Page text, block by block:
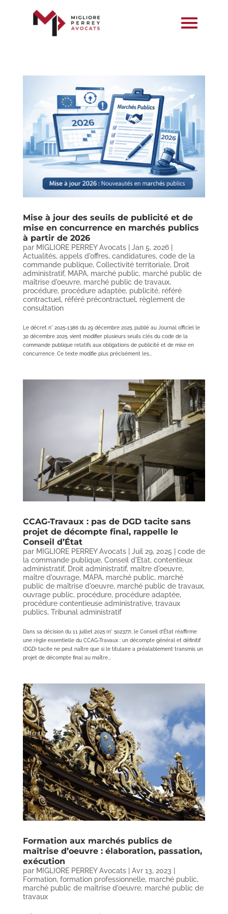
Mise à jour des seuils de publicité et de
mise en concurrence en marchés publics
à partir de 2026
par MIGLIORE PERREY Avocats| Jan 5, 2026|
Actualités, appels d'offres, candidatures, code de la
commande publique, Collectivité territoriale, Droit
administratif, MAPA, marché public, marché public de
maîtrise d'oeuvre, marché public de travaux,
procédure, procédure adaptée, publicité, référé
contractuel, référé précontractuel, règlement de
consultation
Le décret n° 2025-1386 du 29 décembre 2025, publié au Journal officiel le
30 décembre 2025, vient modifier plusieurs seuils clés du code de la
commande publique relatifs aux obligations de publicité et de mise en
concurrence. Ce texte modifie plus précisément les...
CCAG-Travaux : pas de DGD tacite sans
projet de décompte final, rappelle le
Conseil d’État
par MIGLIORE PERREY Avocats| Juil 29, 2025
code de
la commande publique, Conseil d'Etat, contentieux
administratif, Droit administratif, maître d'oeuvre,
maître d'ouvrage, MAPA, marché public, marché
public de maîtrise d'oeuvre, marché public de travaux,
ouvrage public, procédure, procédure adaptée,
procédure contentieuse administrative, travaux
publics, Tribunal administratif
Dans sa décision du 11 juillet 2025 (n° 502377), le Conseil d’État réaffirme
une règle essentielle du CCAG-Travaux : un décompte général et définitif
(DGD) tacite ne peut naître que si le titulaire a préalablement transmis un
projet de décompte final au maître...
Formation aux marchés publics de
maîtrise d’oeuvre : élaboration, passation,
exécution
par MIGLIORE PERREY Avocats| Avr 13, 2023
Formation, formation professionnelle, marché public,
marché public de maîtrise d'oeuvre, marché public de
travaux